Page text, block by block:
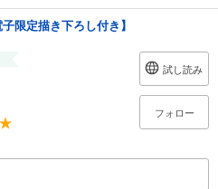
限定描き下ろし付き】
試し読み
フォロー